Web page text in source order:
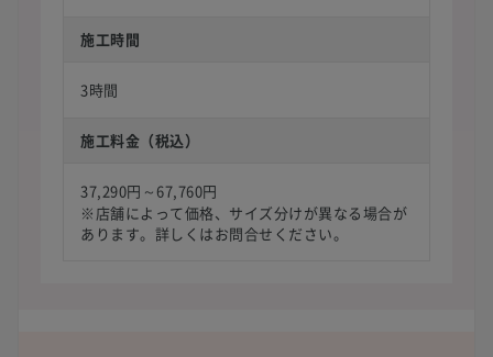
施工時間
3時間
施工料金（税込）
37,290円～67,760円
※店舗によって価格、サイズ分けが異なる場合が
あります。詳しくはお問合せください。